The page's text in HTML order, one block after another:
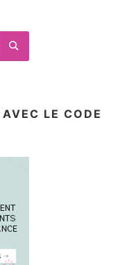
Search
LE CODE